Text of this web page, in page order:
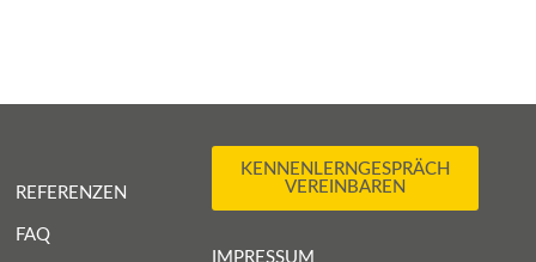
REFERENZEN
FAQ
KENNENLERNGESPRÄCH
VEREINBAREN
IMPRESSUM